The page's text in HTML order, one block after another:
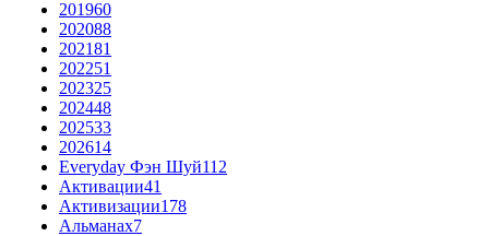
201960
202088
202181
202251
202325
202448
202533
202614
Everyday Фэн Шуй112
Активации41
Активизации178
Альманах7